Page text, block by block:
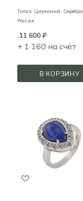
Топаз, Цирконий, Серебро,
Россия
11 600 ₽
+ 1 160 на счёт
В КОРЗИНУ